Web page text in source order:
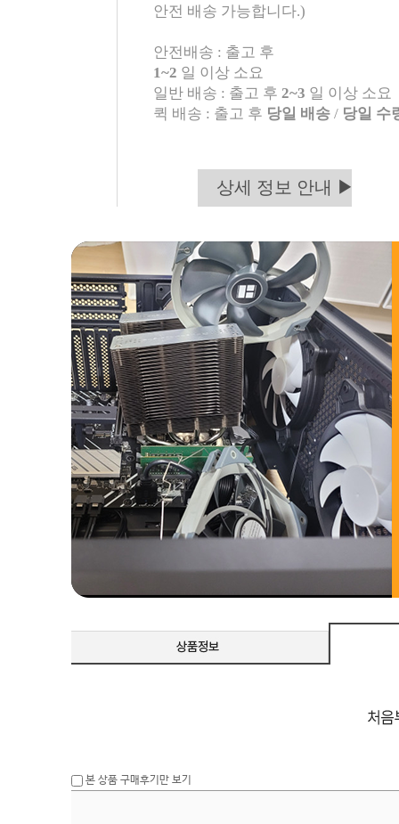
안전 배송 가능합니다.)
안전배송 : 출고 후
1~2 일 이상 소요
일반 배송 : 출고 후 2~3 일 이상 소요
퀵 배송 : 출고 후 당일 배송 / 당일 수
상세 정보 안내 ▶
본 상품 구매후기만 보기